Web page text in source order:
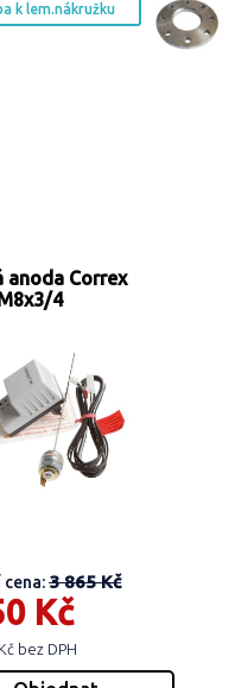
k lem.nákružku
anoda Correx
4
cena:3 865 Kč
Kč
bez DPH